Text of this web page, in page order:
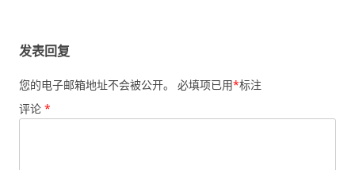
发表回复
您的电子邮箱地址不会被公开。 必填项已用*标注
评论 *